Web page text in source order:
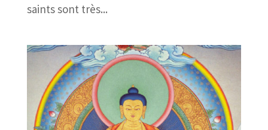
saints sont très...